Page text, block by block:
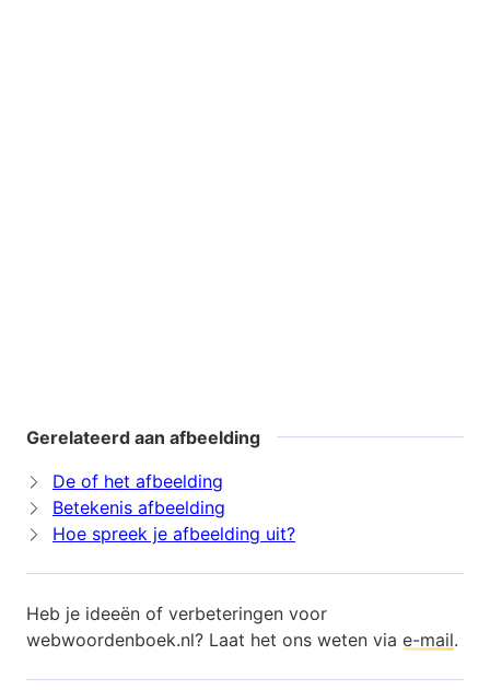
Gerelateerd aan afbeelding
De of het afbeelding
Betekenis afbeelding
Hoe spreek je afbeelding uit?
Heb je ideeën of verbeteringen voor
webwoordenboek.nl? Laat het ons weten via e-mail.